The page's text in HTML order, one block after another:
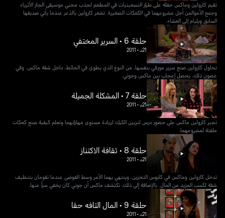
تقيم كارولين وماكس حفلة على طراز التسعينيات في المطعم لجذب محبي موسيقى الجاز الأثرياء
وجمع الأموالمن أجل مشروعهما في الكعكات الصغيرة. تشعر كارولين بالذعر عندما يأتي صديقها
السابق ويليام إلى العشاء.
حلقة 6 • السرير المختفي
21د •
2011
تحاول كارولين صنع سرير مورفي بنفسها، من النوع الذي يطوى في الحائط، داخل شقة ماكس. وفي
غضون ذلك، يحصل إعجاب بين ماكس وجوني.
حلقة 7 • المشكلة الجميلة
21د •
2011
تجبر كارولين ماكس على حضور درس لتزيين الكيك لزيادة مستوى مهاراتهما وتعلم كيفية صنع كعكات
ملفتة لمشروعهما.
حلقة 8 • ثقافة الاكتناز
21د •
2011
تدخل كارولين وماكس في كابوس التخزين، وينتهي بهما الأمر وسط الفوضى عندما تقومان بتنظيف
شقة لكسب المزيد من المال. بالإضافة إلى ذلك، تكتشف ماكس أن جوني كان يخفي سراً عنها.
حلقة 9 • المال التافه حقا
21د •
2011